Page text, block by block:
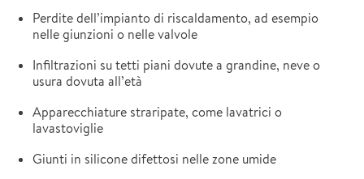
Perdite dell’impianto di riscaldamento, ad esempio
nelle giunzioni o nelle valvole
Infiltrazioni su tetti piani dovute a grandine, neve o
usura dovuta all’età
Apparecchiature straripate, come lavatrici o
lavastoviglie
Giunti in silicone difettosi nelle zone umide